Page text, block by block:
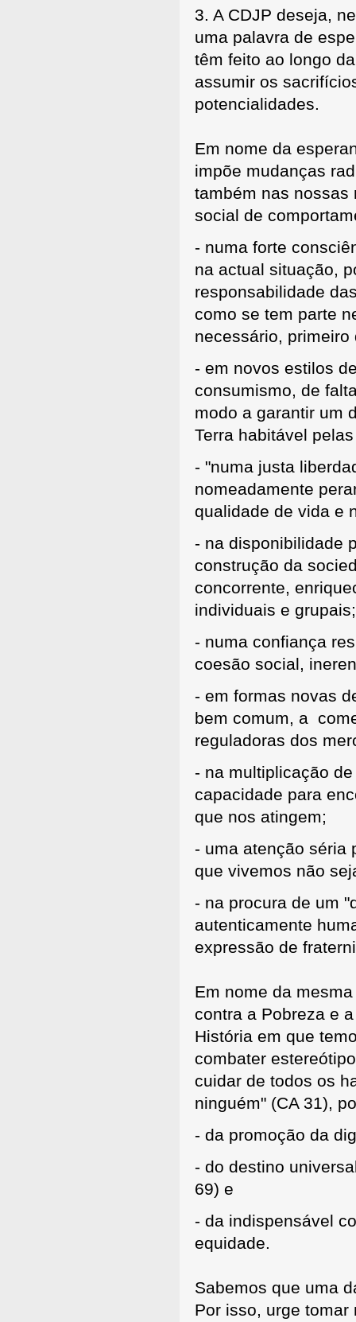
3. A CDJP deseja,
uma palavra de
têm feito ao longo
assumir os
potencialidades.
Em nome da
impõe mudanças
também nas nossas
social de
- numa forte
na actual situação,
responsabilidade
como se tem parte
necessário, primeiro
- em novos estilos
consumismo, de
modo a garantir um
Terra habitável
- "numa justa
nomeadamente
qualidade de vida e
- na disponibilidade
construção da
concorrente,
individuais e grupais;
- numa confiança
coesão social,
- em formas novas
bem comum, a
reguladoras dos
- na multiplicação
capacidade para
que nos atingem;
- uma atenção séria
que vivemos não
- na procura de um
autenticamente
expressão de
Em nome da
contra a Pobreza e
História em que
combater
cuidar de todos os
ninguém" (CA 31),
- da promoção da
- do destino
69) e
- da indispensável
equidade.
Sabemos que uma
Por isso, urge